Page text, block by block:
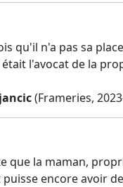
qu'il n'a pas sa
était l'avocat de la
(Frameries,
que la maman,
encore avoir